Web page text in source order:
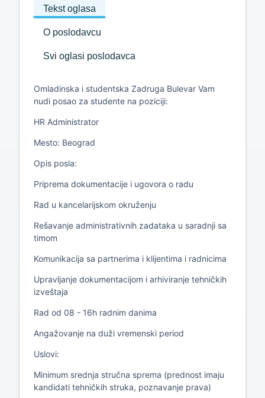
Tekst oglasa
O poslodavcu
Svi oglasi poslodavca
Omladinska i studentska Zadruga Bulevar Vam
nudi posao za studente na poziciji:
HR Administrator
Mesto: Beograd
Opis posla:
Priprema dokumentacije i ugovora o radu
Rad u kancelarijskom okruženju
Rešavanje administrativnih zadataka u saradnji sa
timom
Komunikacija sa partnerima i klijentima i radnicima
Upravljanje dokumentacijom i arhiviranje tehničkih
izveštaja
Rad od 08 - 16h radnim danima
Angažovanje na duži vremenski period
Uslovi:
Minimum srednja stručna sprema (prednost imaju
kandidati tehničkih struka, poznavanje prava)